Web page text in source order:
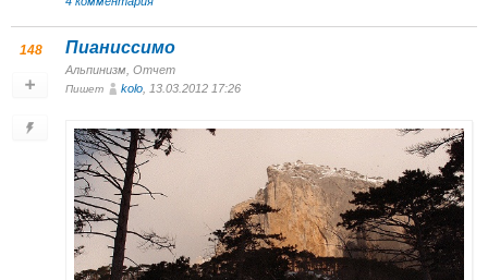
148 Пианиссимо
Альпинизм Отчет
Пишет kolo , 13.03.2012 17:26